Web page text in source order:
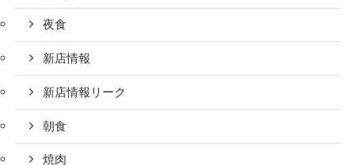
夜食
新店情報
新店情報リーク
朝食
焼肉